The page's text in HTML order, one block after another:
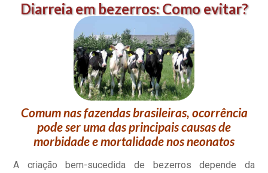
Diarreia em bezerros: Como evitar?
Comum nas fazendas brasileiras, ocorrência
pode ser uma das principais causas de
morbidade e mortalidade nos neonatos
A criação bem-sucedida de bezerros depende da